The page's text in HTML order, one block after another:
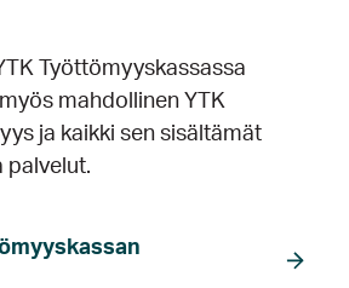
Työttömyyskassassa
mahdollinen YTK
ja kaikki sen sisältämät
palvelut.